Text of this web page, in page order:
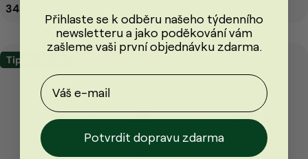
Běžná
349 Kč
Tip na dárek
Přihlaste se k odběru našeho týdenního
newsletteru a jako poděkování vám
zašleme vaši první objednávku zdarma.
Potvrdit dopravu zdarma